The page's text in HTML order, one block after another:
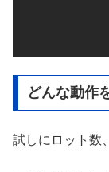
どんな動作
試しにロット数